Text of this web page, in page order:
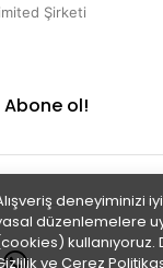
deneyiminizi
düzenlemelere
kullanıyoruz.
ve Çerez
Şirketi
ol!